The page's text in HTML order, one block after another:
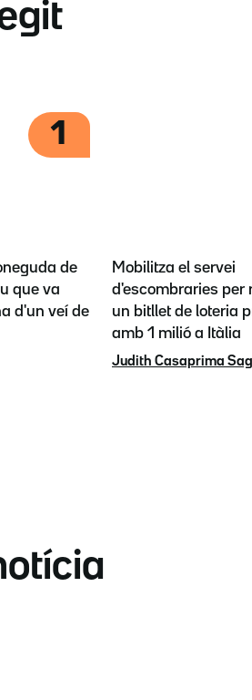
1
de
que va
d'un veí de
Mobilitza el servei
d'escombraries per
un bitllet de loteria
amb 1 milió a Itàlia
Judith Casaprima